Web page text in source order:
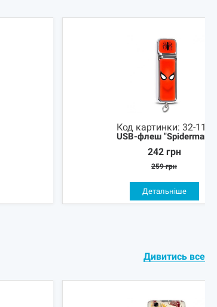
Код картинки: 32-110
USB-флеш "Spiderman"
242 грн
259 грн
Детальніше
Дивитись все